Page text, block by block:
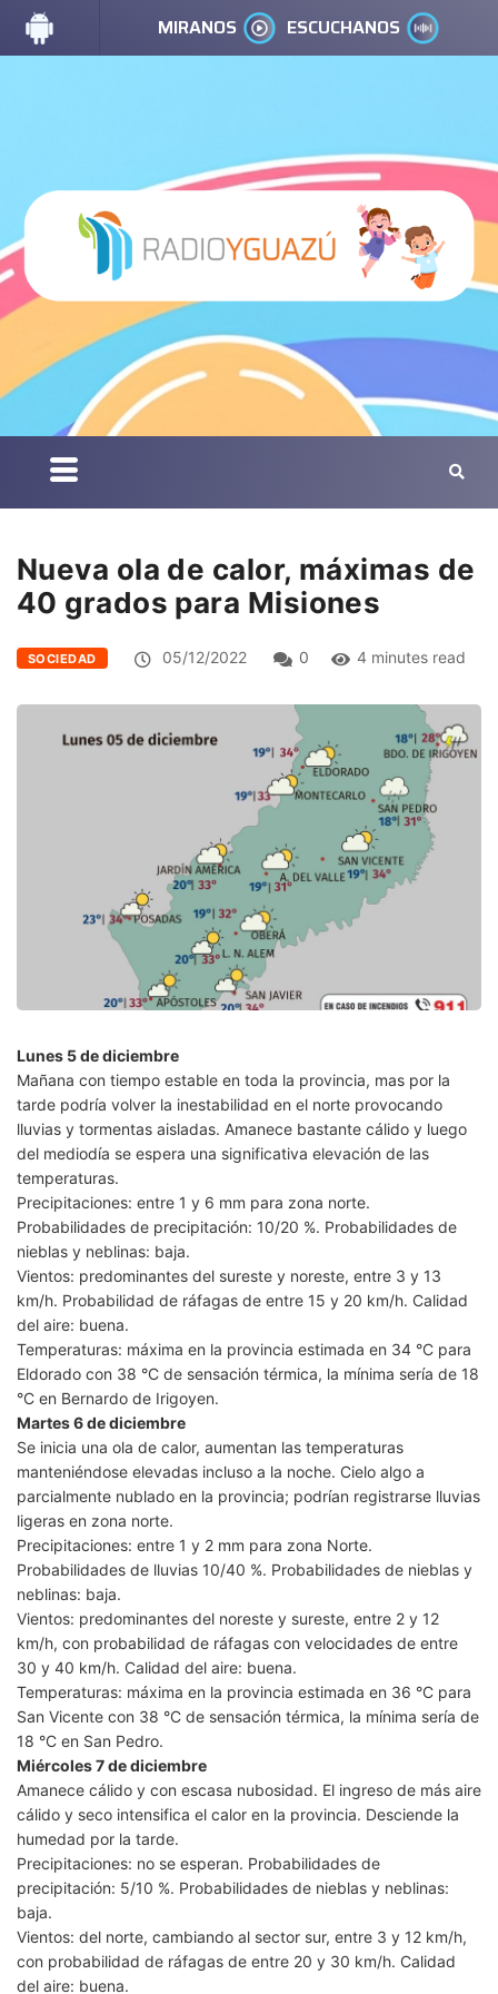
MIRANOS ESCUCHANOS
Nueva ola de calor, máximas de
40 grados para Misiones
SOCIEDAD 05/12/2022 0 4 minutes read
Lunes 5 de diciembre
Mañana con tiempo estable en toda la provincia, mas por la
tarde podría volver la inestabilidad en el norte provocando
lluvias y tormentas aisladas. Amanece bastante cálido y luego
del mediodía se espera una significativa elevación de las
temperaturas.
Precipitaciones: entre 1 y 6 mm para zona norte.
Probabilidades de precipitación: 10/20 %. Probabilidades de
nieblas y neblinas: baja.
Vientos: predominantes del sureste y noreste, entre 3 y 13
km/h. Probabilidad de ráfagas de entre 15 y 20 km/h. Calidad
del aire: buena.
Temperaturas: máxima en la provincia estimada en 34 °C para
Eldorado con 38 °C de sensación térmica, la mínima sería de 18
°C en Bernardo de Irigoyen.
Martes 6 de diciembre
Se inicia una ola de calor, aumentan las temperaturas
manteniéndose elevadas incluso a la noche. Cielo algo a
parcialmente nublado en la provincia; podrían registrarse lluvias
ligeras en zona norte.
Precipitaciones: entre 1 y 2 mm para zona Norte.
Probabilidades de lluvias 10/40 %. Probabilidades de nieblas y
neblinas: baja.
Vientos: predominantes del noreste y sureste, entre 2 y 12
km/h, con probabilidad de ráfagas con velocidades de entre
30 y 40 km/h. Calidad del aire: buena.
Temperaturas: máxima en la provincia estimada en 36 °C para
San Vicente con 38 °C de sensación térmica, la mínima sería de
18 °C en San Pedro.
Miércoles 7 de diciembre
Amanece cálido y con escasa nubosidad. El ingreso de más aire
cálido y seco intensifica el calor en la provincia. Desciende la
humedad por la tarde.
Precipitaciones: no se esperan. Probabilidades de
precipitación: 5/10 %. Probabilidades de nieblas y neblinas:
baja.
Vientos: del norte, cambiando al sector sur, entre 3 y 12 km/h,
con probabilidad de ráfagas de entre 20 y 30 km/h. Calidad
del aire: buena.